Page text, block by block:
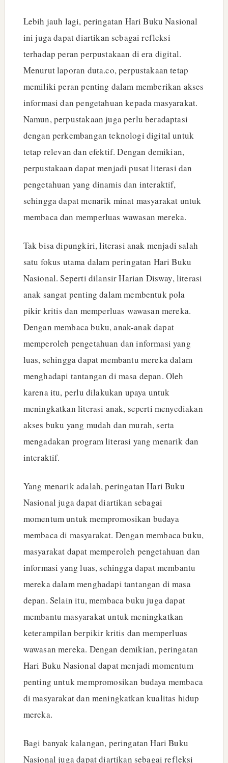
Lebih jauh lagi, peringatan Hari Buku Nasional
ini juga dapat diartikan sebagai refleksi
terhadap peran perpustakaan di era digital.
Menurut laporan duta.co, perpustakaan tetap
memiliki peran penting dalam memberikan akses
informasi dan pengetahuan kepada masyarakat.
Namun, perpustakaan juga perlu beradaptasi
dengan perkembangan teknologi digital untuk
tetap relevan dan efektif. Dengan demikian,
perpustakaan dapat menjadi pusat literasi dan
pengetahuan yang dinamis dan interaktif,
sehingga dapat menarik minat masyarakat untuk
membaca dan memperluas wawasan mereka.
Tak bisa dipungkiri, literasi anak menjadi salah
satu fokus utama dalam peringatan Hari Buku
Nasional. Seperti dilansir Harian Disway, literasi
anak sangat penting dalam membentuk pola
pikir kritis dan memperluas wawasan mereka.
Dengan membaca buku, anak-anak dapat
memperoleh pengetahuan dan informasi yang
luas, sehingga dapat membantu mereka dalam
menghadapi tantangan di masa depan. Oleh
karena itu, perlu dilakukan upaya untuk
meningkatkan literasi anak, seperti menyediakan
akses buku yang mudah dan murah, serta
mengadakan program literasi yang menarik dan
interaktif.
Yang menarik adalah, peringatan Hari Buku
Nasional juga dapat diartikan sebagai
momentum untuk mempromosikan budaya
membaca di masyarakat. Dengan membaca buku,
masyarakat dapat memperoleh pengetahuan dan
informasi yang luas, sehingga dapat membantu
mereka dalam menghadapi tantangan di masa
depan. Selain itu, membaca buku juga dapat
membantu masyarakat untuk meningkatkan
keterampilan berpikir kritis dan memperluas
wawasan mereka. Dengan demikian, peringatan
Hari Buku Nasional dapat menjadi momentum
penting untuk mempromosikan budaya membaca
di masyarakat dan meningkatkan kualitas hidup
mereka.
Bagi banyak kalangan, peringatan Hari Buku
Nasional juga dapat diartikan sebagai refleksi